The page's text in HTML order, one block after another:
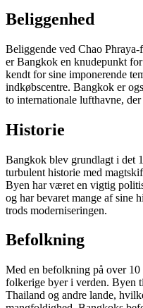
Beliggenhed
Beliggende ved Chao
er Bangkok en knudepunkt
kendt for sine imponerende
indkøbscentre. Bangkok er
to internationale lufthavne,
Historie
Bangkok blev grundlagt i det
turbulent historie med
Byen har været en vigtig
og har bevaret mange af sine
trods moderniseringen.
Befolkning
Med en befolkning på over
folkerige byer i verden. Byen
Thailand og andre lande,